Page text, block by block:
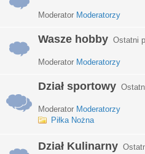
Moderator Moderatorzy
Wasze hobby Ostatni
Moderator Moderatorzy
Dział sportowy
Moderator Moderatorzy
Piłka Nożna
Dział Kulinarny